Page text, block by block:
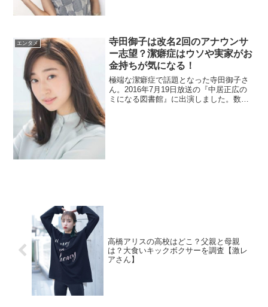
エンタメ
寺田御子は改名2回のアナウンサ
ー志望？潔癖症はウソや実家がお
金持ちが気になる！
極端な潔癖症で話題となった寺田御子さ
ん。2016年7月19日放送の『中居正広の
ミになる図書館』に出演しました。数々
高橋アリスの高校はどこ？父親と母親
は？大食いキックボクサーを調査【激レ
アさん】